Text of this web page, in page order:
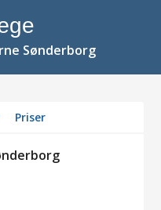
Sønderborg
Priser